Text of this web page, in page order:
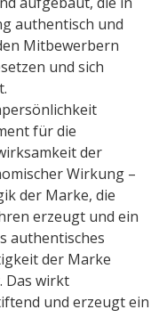
authentisch und
Mitbewerbern
und sich
für die
der
Wirkung –
der Marke, die
erzeugt und ein
authentisches
der Marke
Das wirkt
und erzeugt ein